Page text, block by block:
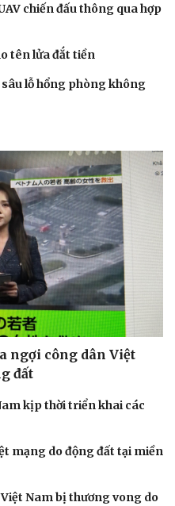
chiến đấu thông qua hợp
tên lửa đắt tiền
lỗ hổng phòng không
ngợi công dân Việt
đất
kịp thời triển khai các
mạng do động đất tại miền
Nam bị thương vong do